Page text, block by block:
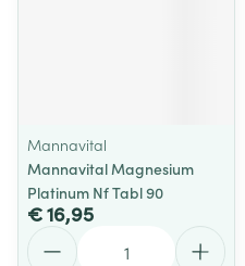
Mannavital
Mannavital Magnesium
Platinum Nf Tabl 90
€ 16,95